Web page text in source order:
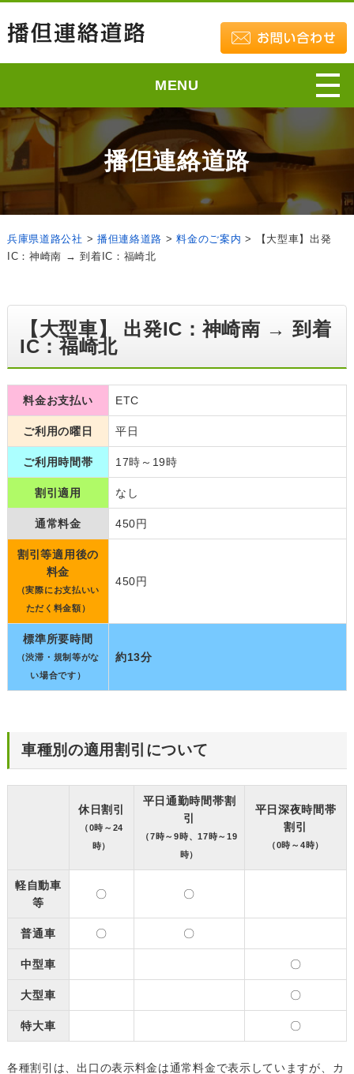
MENU
播但連絡道路
兵庫県道路公社 > 播但連絡道路 >料金のご案内 >
【大型車】出発
IC：神崎南 → 到着IC：福崎北
【大型車】 出発IC：神崎南 → 到着
IC：福崎北
料金お支払い ETC
ご利用の曜日 平日
ご利用時間帯 17時～19時
割引適用 なし
通常料金 450円
割引等適用後の
料金
（実際にお支払いい
ただく料金額）
450円
標準所要時間
（渋滞・規制等がな
い場合です）
約13分
車種別の適用割引について
休日割引
（0時～24
時）
平日通勤時間帯割
引
（7時～9時、17時～19
時）
平日深夜時間帯
割引
（0時～4時）
軽自動車
等
〇 〇
普通車 〇 〇
中型車 〇
大型車 〇
特大車 〇
各種割引は、出口の表示料金は通常料金で表示していますが、カ